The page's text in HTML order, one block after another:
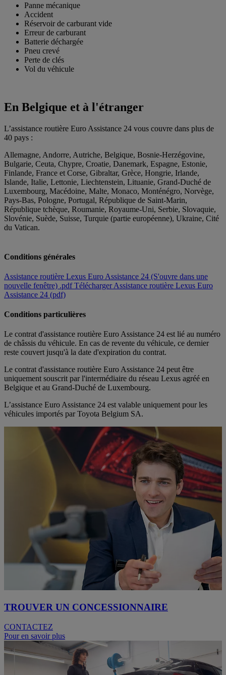
Panne mécanique
Accident
Réservoir de carburant vide
Erreur de carburant
Batterie déchargée
Pneu crevé
Perte de clés
Vol du véhicule
En Belgique et à l'étranger
L’assistance routière Euro Assistance 24 vous couvre dans plus de
40 pays :
Allemagne, Andorre, Autriche, Belgique, Bosnie-Herzégovine,
Bulgarie, Ceuta, Chypre, Croatie, Danemark, Espagne, Estonie,
Finlande, France et Corse, Gibraltar, Grèce, Hongrie, Irlande,
Islande, Italie, Lettonie, Liechtenstein, Lituanie, Grand-Duché de
Luxembourg, Macédoine, Malte, Monaco, Monténégro, Norvège,
Pays-Bas, Pologne, Portugal, République de Saint-Marin,
République tchèque, Roumanie, Royaume-Uni, Serbie, Slovaquie,
Slovénie, Suède, Suisse, Turquie (partie européenne), Ukraine, Cité
du Vatican.
Conditions générales
Assistance routière Lexus Euro Assistance 24 (S'ouvre dans une
nouvelle fenêtre) .pdfTélécharger Assistance routière Lexus Euro
Assistance 24 (pdf)
Conditions particulières
Le contrat d'assistance routière Euro Assistance 24 est lié au numéro
de châssis du véhicule. En cas de revente du véhicule, ce dernier
reste couvert jusqu'à la date d'expiration du contrat.
Le contrat d'assistance routière Euro Assistance 24 peut être
uniquement souscrit par l'intermédiaire du réseau Lexus agréé en
Belgique et au Grand-Duché de Luxembourg.
L’assistance Euro Assistance 24 est valable uniquement pour les
véhicules importés par Toyota Belgium SA.
TROUVER UN CONCESSIONNAIRE
CONTACTEZ
Pour en savoir plus